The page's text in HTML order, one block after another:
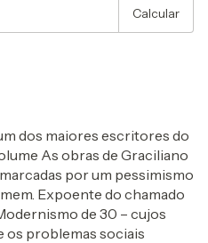
Calcular
dos maiores escritores do
As obras de Graciliano
por um pessimismo
Expoente do chamado
de 30 – cujos
os problemas sociais